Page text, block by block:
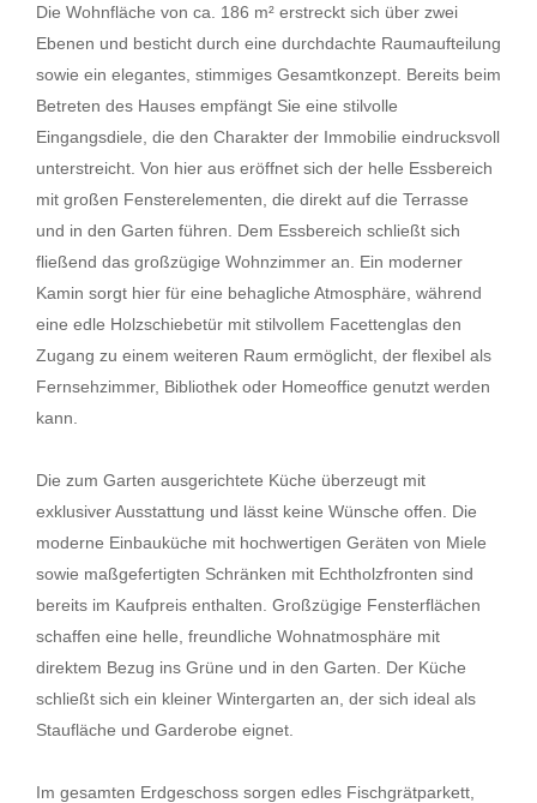
Die Wohnfläche von ca. 186 m² erstreckt sich über zwei
Ebenen und besticht durch eine durchdachte Raumaufteilung
sowie ein elegantes, stimmiges Gesamtkonzept. Bereits beim
Betreten des Hauses empfängt Sie eine stilvolle
Eingangsdiele, die den Charakter der Immobilie eindrucksvoll
unterstreicht. Von hier aus eröffnet sich der helle Essbereich
mit großen Fensterelementen, die direkt auf die Terrasse
und in den Garten führen. Dem Essbereich schließt sich
fließend das großzügige Wohnzimmer an. Ein moderner
Kamin sorgt hier für eine behagliche Atmosphäre, während
eine edle Holzschiebetür mit stilvollem Facettenglas den
Zugang zu einem weiteren Raum ermöglicht, der flexibel als
Fernsehzimmer, Bibliothek oder Homeoffice genutzt werden
kann.
Die zum Garten ausgerichtete Küche überzeugt mit
exklusiver Ausstattung und lässt keine Wünsche offen. Die
moderne Einbauküche mit hochwertigen Geräten von Miele
sowie maßgefertigten Schränken mit Echtholzfronten sind
bereits im Kaufpreis enthalten. Großzügige Fensterflächen
schaffen eine helle, freundliche Wohnatmosphäre mit
direktem Bezug ins Grüne und in den Garten. Der Küche
schließt sich ein kleiner Wintergarten an, der sich ideal als
Staufläche und Garderobe eignet.
Im gesamten Erdgeschoss sorgen edles Fischgrätparkett,